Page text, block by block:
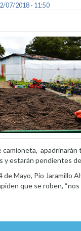
07/2018 - 11:50
apadrinarán
y estarán pendientes
de Mayo, Pío
que se roben,